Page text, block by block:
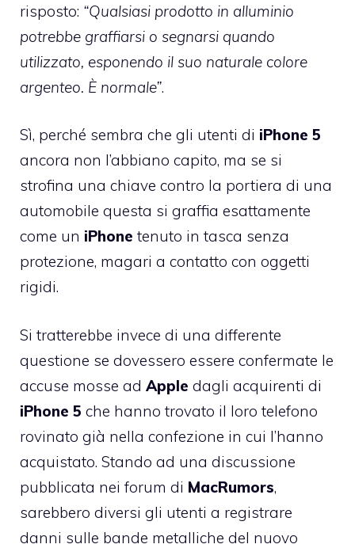
risposto: “Qualsiasi prodotto in alluminio
potrebbe graffiarsi o segnarsi quando
utilizzato, esponendo il suo naturale colore
argenteo. È normale”.
Sì, perché sembra che gli utenti di iPhone 5
ancora non l’abbiano capito, ma se si
strofina una chiave contro la portiera di una
automobile questa si graffia esattamente
come un iPhone tenuto in tasca senza
protezione, magari a contatto con oggetti
rigidi.
Si tratterebbe invece di una differente
questione se dovessero essere confermate le
accuse mosse ad Apple dagli acquirenti di
iPhone 5 che hanno trovato il loro telefono
rovinato già nella confezione in cui l’hanno
acquistato. Stando ad una discussione
pubblicata nei forum di MacRumors,
sarebbero diversi gli utenti a registrare
danni sulle bande metalliche del nuovo